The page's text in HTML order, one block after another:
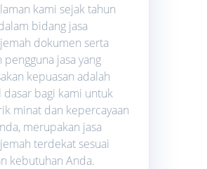
kami sejak tahun
bidang jasa
dokumen serta
pengguna jasa yang
kepuasan adalah
dasar bagi kami untuk
minat dan kepercayaan
merupakan jasa
terdekat sesuai
kebutuhan Anda.